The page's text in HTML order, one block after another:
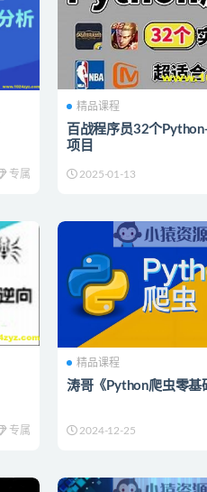
专属
精品课程
百战程序员32个
项目
2025-01-13
专属
精品课程
涛哥《Python爬虫零基
2024-12-25